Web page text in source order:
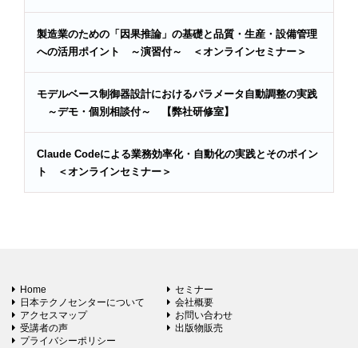
製造業のための「因果推論」の基礎と品質・生産・設備管理
への活用ポイント ～演習付～ ＜オンラインセミナー＞
モデルベース制御器設計におけるパラメータ自動調整の実践
～デモ・個別相談付～ 【弊社研修室】
Claude Codeによる業務効率化・自動化の実践とそのポイン
ト ＜オンラインセミナー＞
Home
セミナー
日本テクノセンターについて
会社概要
アクセスマップ
お問い合わせ
受講者の声
出版物販売
プライバシーポリシー